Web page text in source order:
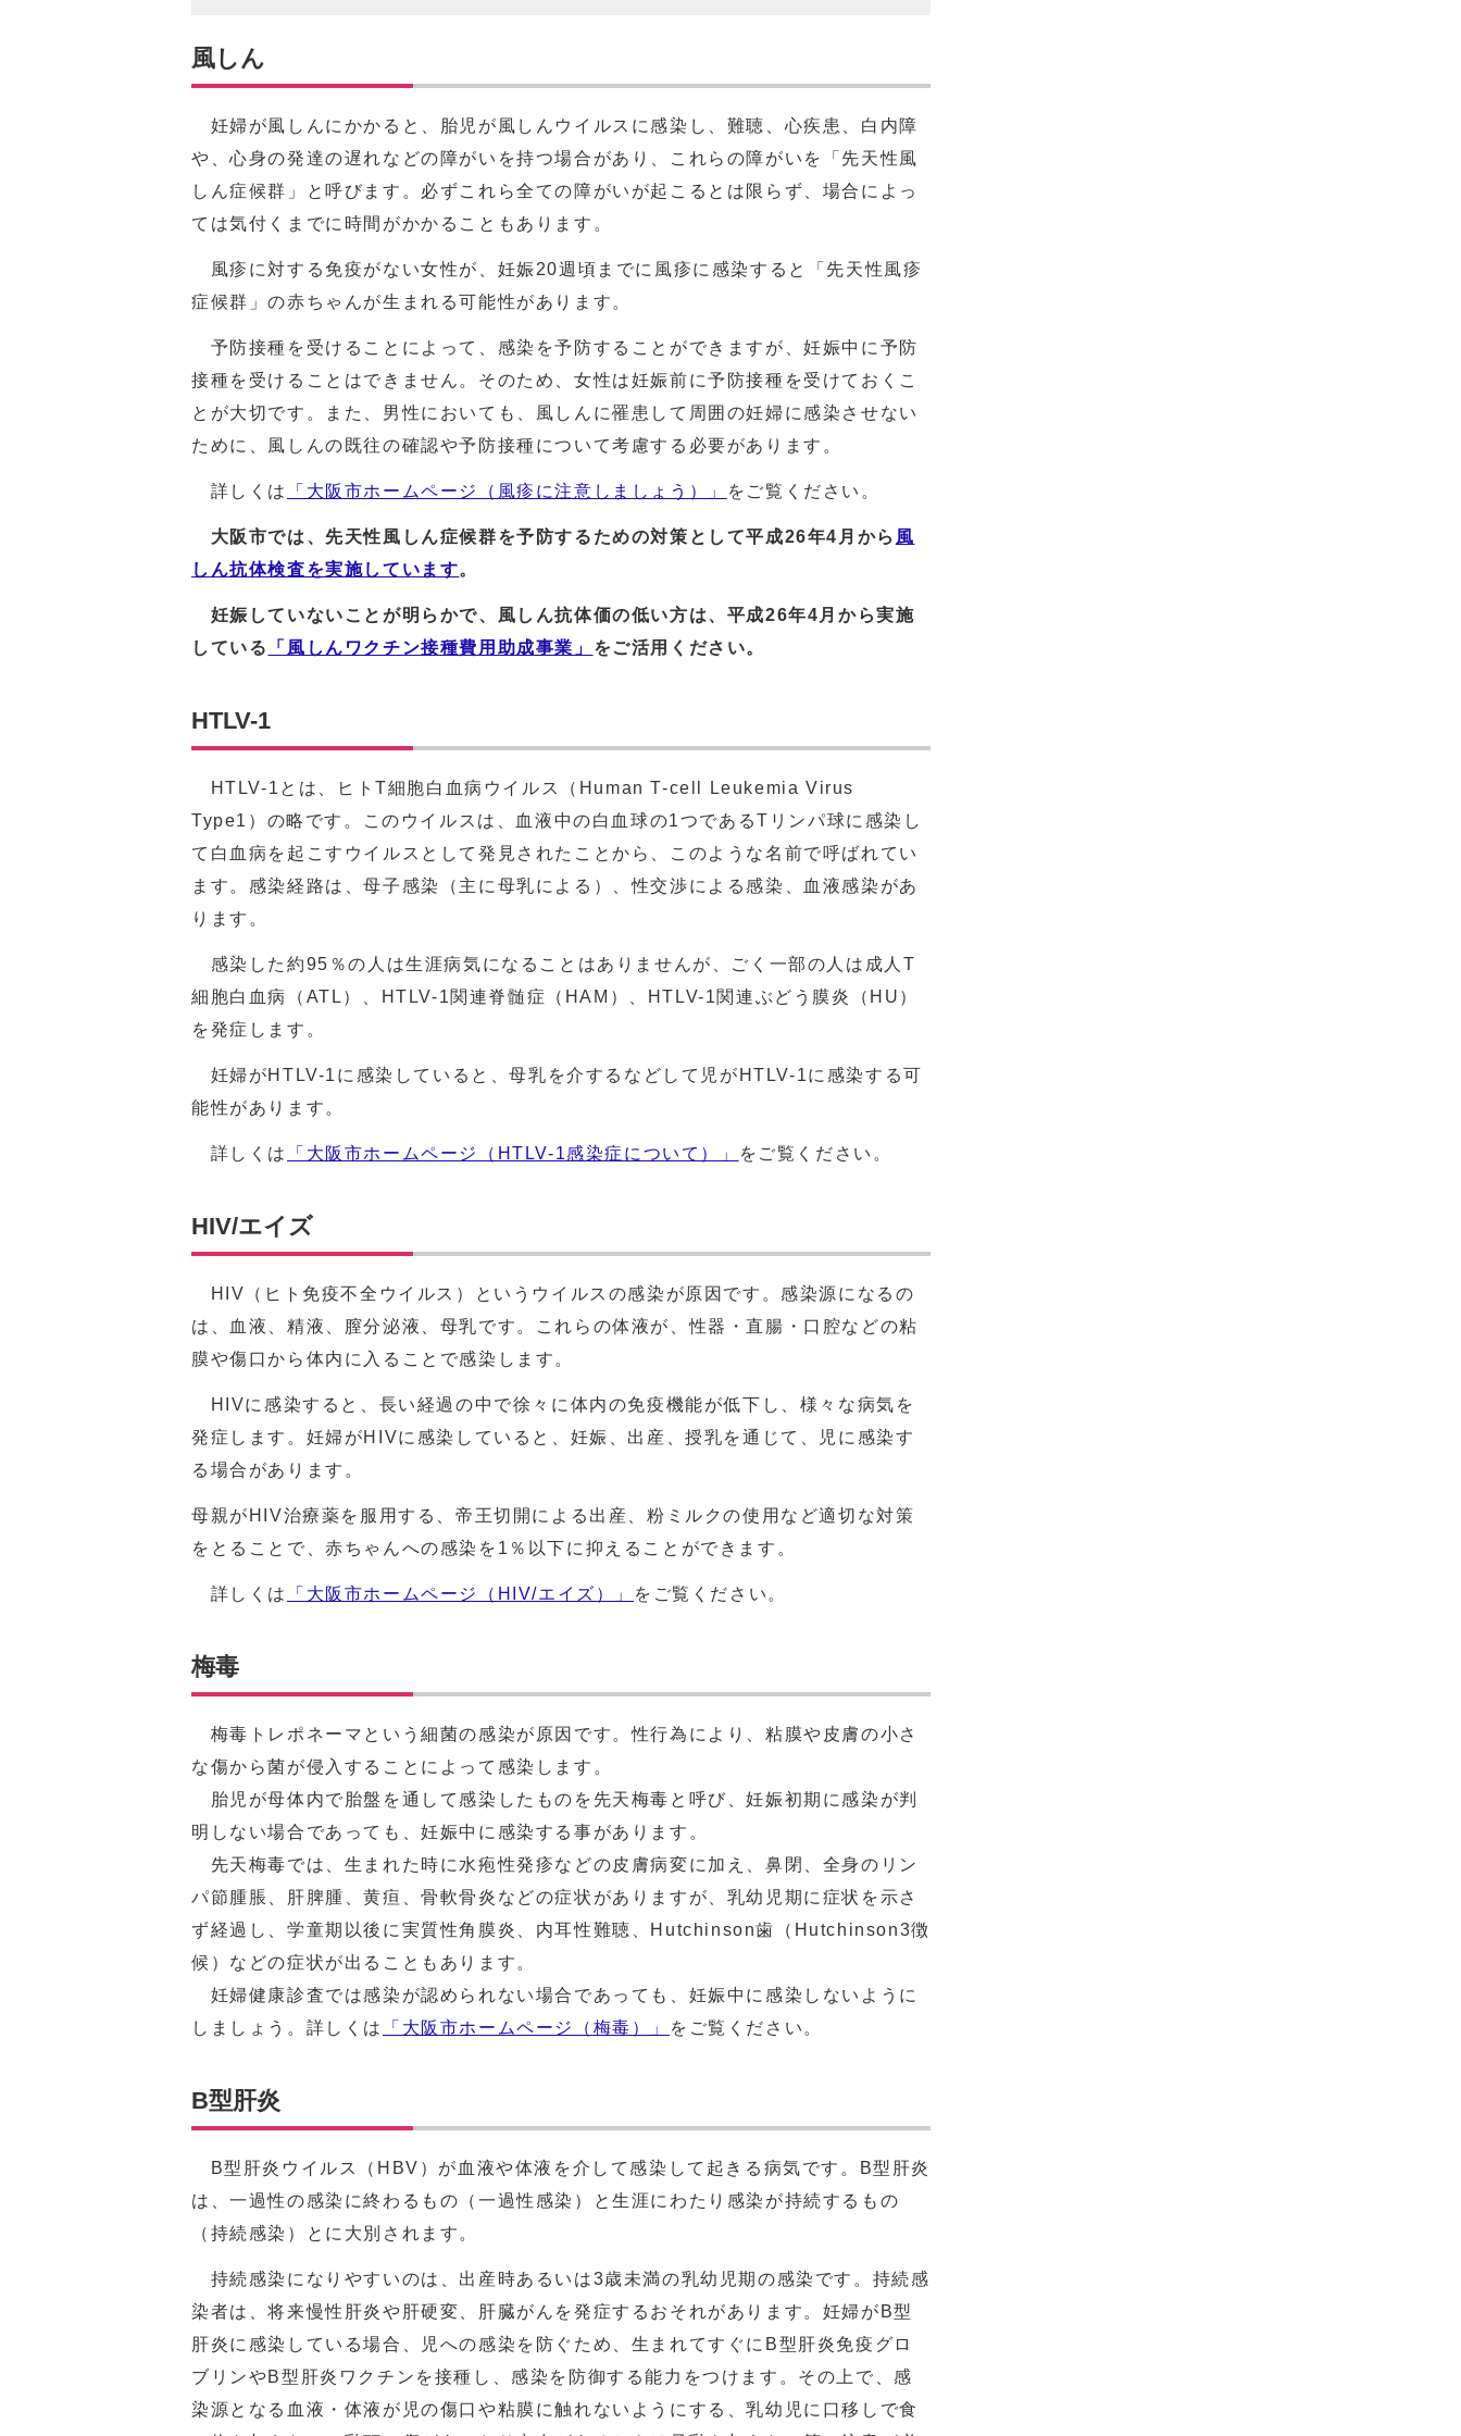
風しん
妊婦が風しんにかかると、胎児が風しんウイルスに感染し、難聴、心疾患、白内障
や、心身の発達の遅れなどの障がいを持つ場合があり、これらの障がいを「先天性風
しん症候群」と呼びます。必ずこれら全ての障がいが起こるとは限らず、場合によっ
ては気付くまでに時間がかかることもあります。
風疹に対する免疫がない女性が、妊娠20週頃までに風疹に感染すると「先天性風疹
症候群」の赤ちゃんが生まれる可能性があります。
予防接種を受けることによって、感染を予防することができますが、妊娠中に予防
接種を受けることはできません。そのため、女性は妊娠前に予防接種を受けておくこ
とが大切です。また、男性においても、風しんに罹患して周囲の妊婦に感染させない
ために、風しんの既往の確認や予防接種について考慮する必要があります。
詳しくは 「大阪市ホームページ（風疹に注意しましょう）」 をご覧ください。
大阪市では、先天性風しん症候群を予防するための対策として平成26年4月から 風
しん抗体検査を実施しています。
妊娠していないことが明らかで、風しん抗体価の低い方は、平成26年4月から実施
している
「風しんワクチン接種費用助成事業」 をご活用ください。
HTLV-1
HTLV-1とは、ヒトT細胞白血病ウイルス（Human T-cell Leukemia Virus
Type1）の略です。このウイルスは、血液中の白血球の1つであるTリンパ球に感染し
て白血病を起こすウイルスとして発見されたことから、このような名前で呼ばれてい
ます。感染経路は、母子感染（主に母乳による）、性交渉による感染、血液感染があ
ります。
感染した約95％の人は生涯病気になることはありませんが、ごく一部の人は成人T
細胞白血病（ATL）、HTLV-1関連脊髄症（HAM）、HTLV-1関連ぶどう膜炎（HU）
を発症します。
妊婦がHTLV-1に感染していると、母乳を介するなどして児がHTLV-1に感染する可
能性があります。
詳しくは 「大阪市ホームページ（HTLV-1感染症について）」 をご覧ください。
HIV/エイズ
HIV（ヒト免疫不全ウイルス）というウイルスの感染が原因です。感染源になるの
は、血液、精液、膣分泌液、母乳です。これらの体液が、性器・直腸・口腔などの粘
膜や傷口から体内に入ることで感染します。
HIVに感染すると、長い経過の中で徐々に体内の免疫機能が低下し、様々な病気を
発症します。妊婦がHIVに感染していると、妊娠、出産、授乳を通じて、児に感染す
る場合があります。
母親がHIV治療薬を服用する、帝王切開による出産、粉ミルクの使用など適切な対策
をとることで、赤ちゃんへの感染を1％以下に抑えることができます。
詳しくは 「大阪市ホームページ（HIV/エイズ）」 をご覧ください。
梅毒
梅毒トレポネーマという細菌の感染が原因です。性行為により、粘膜や皮膚の小さ
な傷から菌が侵入することによって感染します。
胎児が母体内で胎盤を通して感染したものを先天梅毒と呼び、妊娠初期に感染が判
明しない場合であっても、妊娠中に感染する事があります。
先天梅毒では、生まれた時に水疱性発疹などの皮膚病変に加え、鼻閉、全身のリン
パ節腫脹、肝脾腫、黄疸、骨軟骨炎などの症状がありますが、乳幼児期に症状を示さ
ず経過し、学童期以後に実質性角膜炎、内耳性難聴、Hutchinson歯（Hutchinson3徴
候）などの症状が出ることもあります。
妊婦健康診査では感染が認められない場合であっても、妊娠中に感染しないように
しましょう。詳しくは
「大阪市ホームページ（梅毒）」 をご覧ください。
B型肝炎
B型肝炎ウイルス（HBV）が血液や体液を介して感染して起きる病気です。B型肝炎
は、一過性の感染に終わるもの（一過性感染）と生涯にわたり感染が持続するもの
（持続感染）とに大別されます。
持続感染になりやすいのは、出産時あるいは3歳未満の乳幼児期の感染です。持続感
染者は、将来慢性肝炎や肝硬変、肝臓がんを発症するおそれがあります。妊婦がB型
肝炎に感染している場合、児への感染を防ぐため、生まれてすぐにB型肝炎免疫グロ
ブリンやB型肝炎ワクチンを接種し、感染を防御する能力をつけます。その上で、感
染源となる血液・体液が児の傷口や粘膜に触れないようにする、乳幼児に口移しで食